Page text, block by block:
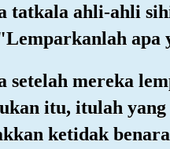
tatkala ahli-ahli
apa
setelah mereka
itu, itulah yang
ketidak